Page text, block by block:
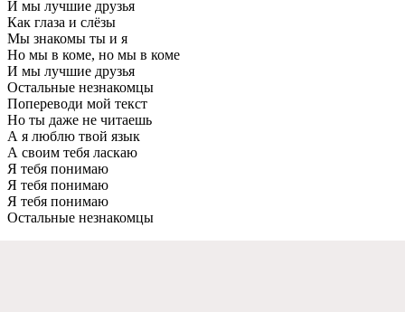
И мы лучшие друзья
Как глаза и слёзы
Мы знакомы ты и я
Но мы в коме, но мы в коме
И мы лучшие друзья
Остальные незнакомцы
Попереводи мой текст
Но ты даже не читаешь
А я люблю твой язык
А своим тебя ласкаю
Я тебя понимаю
Я тебя понимаю
Я тебя понимаю
Остальные незнакомцы